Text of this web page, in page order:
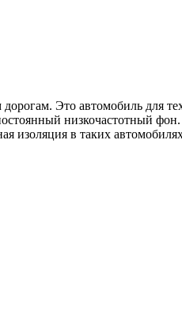
Это автомобиль для
низкочастотный
в таких